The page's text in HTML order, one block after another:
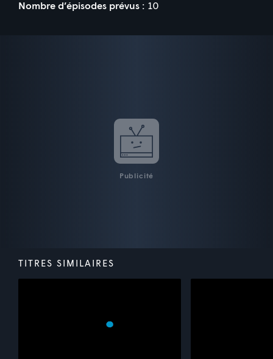
Nombre d’épisodes prévus : 10
Publicité
TITRES SIMILAIRES